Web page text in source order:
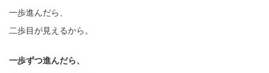
一歩進んだら、
二歩目が見えるから。
一歩ずつ進んだら、